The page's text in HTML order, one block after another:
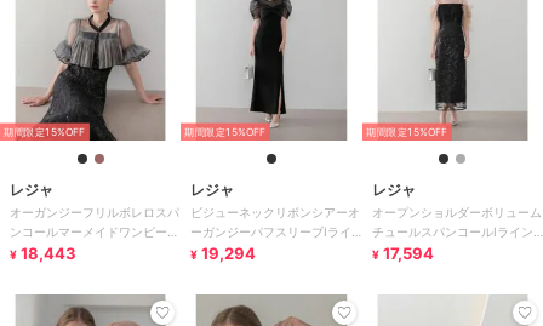
期間限定15%OFF
レジャ
オーガンジーフリルボレロスパ
ンコールマーメイドワンピース
ドレス
¥ 18,443
期間限定15%OFF
レジャ
ビジューネックリボンシアーオ
ーガンジーパフスリーブIライ
ンドレス
¥ 19,294
期間限定15%OFF
レジャ
オープンショルダーボリューム
チュールスパンコールIライン
ワンピースドレス
¥ 17,594